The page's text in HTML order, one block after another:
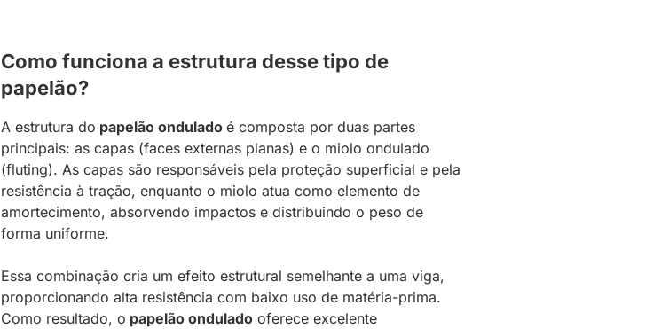
Como funciona a estrutura desse tipo de
papelão?
A estrutura do papelão ondulado é composta por duas partes
principais: as capas (faces externas planas) e o miolo ondulado
(fluting). As capas são responsáveis pela proteção superficial e pela
resistência à tração, enquanto o miolo atua como elemento de
amortecimento, absorvendo impactos e distribuindo o peso de
forma uniforme.
Essa combinação cria um efeito estrutural semelhante a uma viga,
proporcionando alta resistência com baixo uso de matéria-prima.
Como resultado, o papelão onduladooferece excelente